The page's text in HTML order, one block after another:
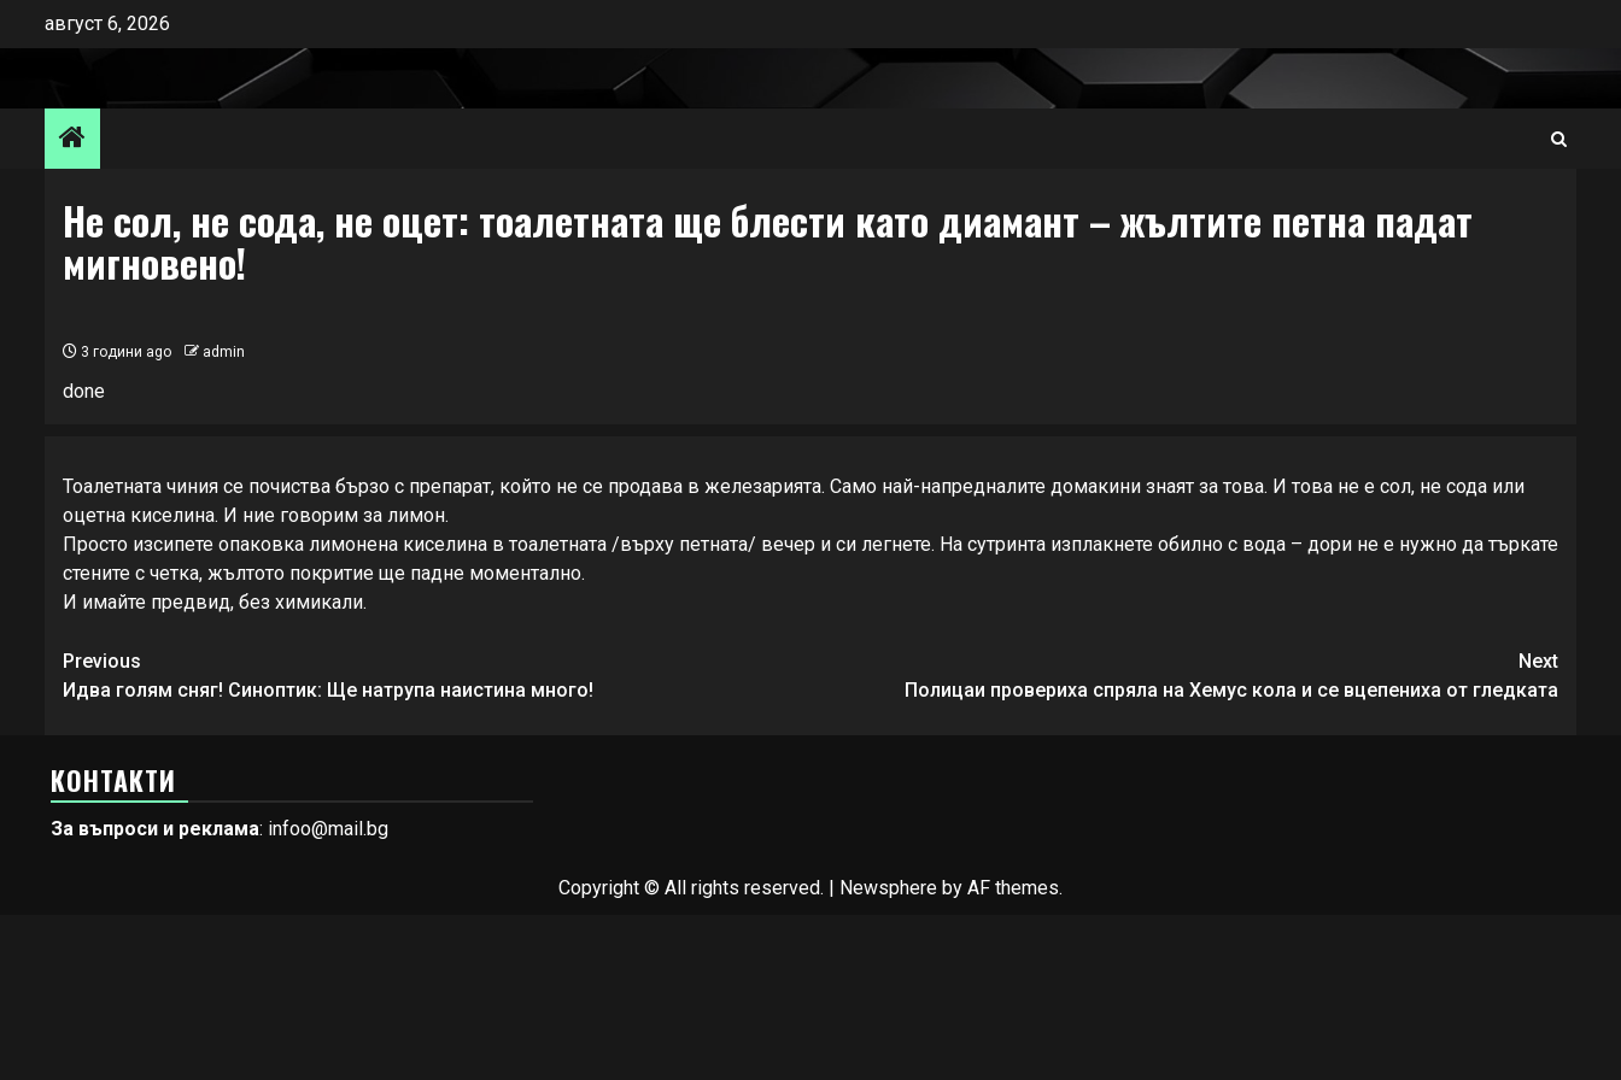
август 6, 2026
Не сол, не сода, не оцет: тоалетната ще блести като диамант – жълтите петна падат
мигновено!
3 години ago admin
done
Тоалетната чиния се почиства бързо с препарат, който не се продава в железарията. Само най-напредналите домакини знаят за това. И това не е сол, не сода или
оцетна киселина. И ние говорим за лимон.
Просто изсипете опаковка лимонена киселина в тоалетната /върху петната/ вечер и си легнете. На сутринта изплакнете обилно с вода – дори не е нужно да търкате
стените с четка, жълтото покритие ще падне моментално.
И имайте предвид, без химикали.
Continue
Reading
Previous
Идва голям сняг! Синоптик: Ще натрупа наистина много!
Next
Полицаи провериха спряла на Хемус кола и се вцепениха от гледката
КОНТАКТИ
За въпроси и реклама: infoo@mail.bg
Copyright © All rights reserved. | Newsphere by AF themes.